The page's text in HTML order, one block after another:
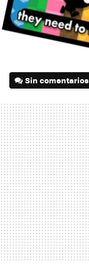
Sin comentarios